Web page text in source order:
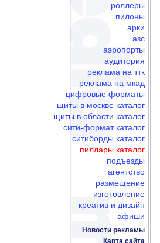
роллеры
пилоны
арки
азс
аэропорты
аудитория
реклама на ттк
реклама на мкад
цифровые форматы
щиты в москве каталог
щиты в области каталог
сити-формат каталог
ситиборды каталог
пиллары каталог
подъезды
агентство
размещение
изготовление
креатив и дизайн
афиши
Новости рекламы